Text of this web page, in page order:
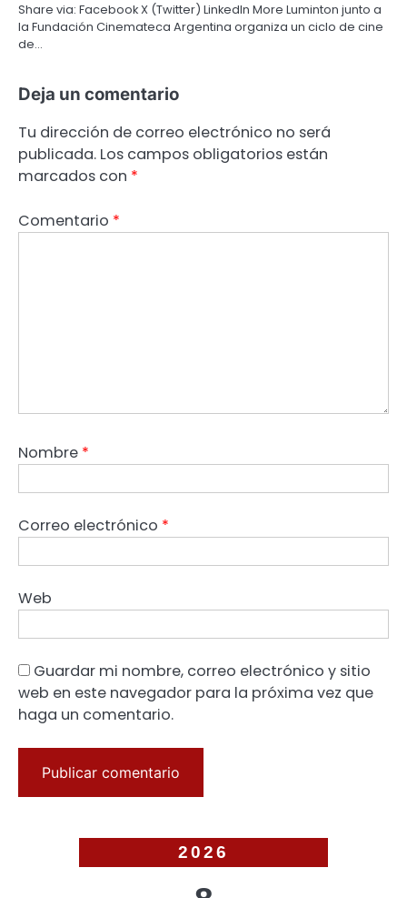
Share via: Facebook X (Twitter) LinkedIn More Luminton junto a
la Fundación Cinemateca Argentina organiza un ciclo de cine
de…
Deja un comentario
Tu dirección de correo electrónico no será
publicada. Los campos obligatorios están
marcados con *
Comentario *
Nombre *
Correo electrónico *
Web
Guardar mi nombre, correo electrónico y sitio
web en este navegador para la próxima vez que
haga un comentario.
2026